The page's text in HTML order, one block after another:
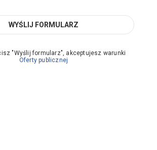
"Wyślij formularz", akceptujesz warunki
Oferty publicznej